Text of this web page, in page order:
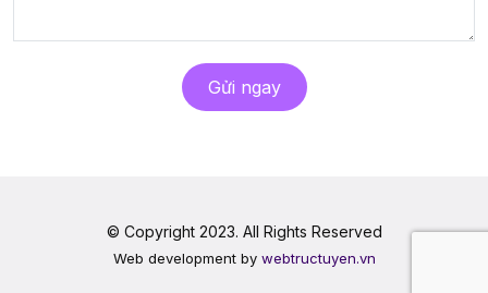
Gửi ngay
© Copyright 2023. All Rights Reserved
Web development by webtructuyen.vn